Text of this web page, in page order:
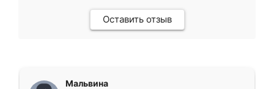
Оставить отзыв
Мальвина